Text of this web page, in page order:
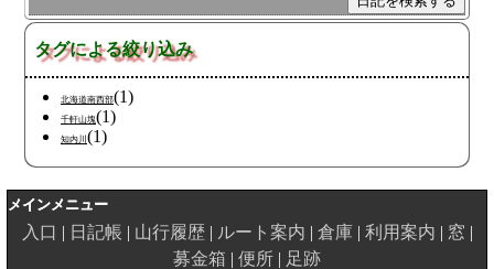
タグによる絞り込み
北海道南西部(1)
千軒山塊(1)
知内川(1)
メインメニュー
入口 日記帳 山行履歴 ルート案内 倉庫 利用案内
窓
募金箱
便所 足跡